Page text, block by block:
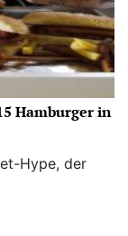
Hamburger in
Hype, der